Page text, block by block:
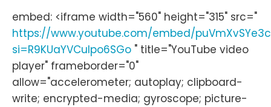
embed: <iframe width="560" height="315" src="
https://www.youtube.com/embed/
si=R9KUaYVCulpo6SGo " title="YouTube video
player" frameborder="0"
allow="accelerometer; autoplay; clipboard-
write; encrypted-media; gyroscope; picture-